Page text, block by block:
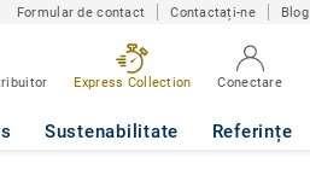
Formular de contact Contactați-ne Blog
Express Collection Conectare
Sustenabilitate Referințe